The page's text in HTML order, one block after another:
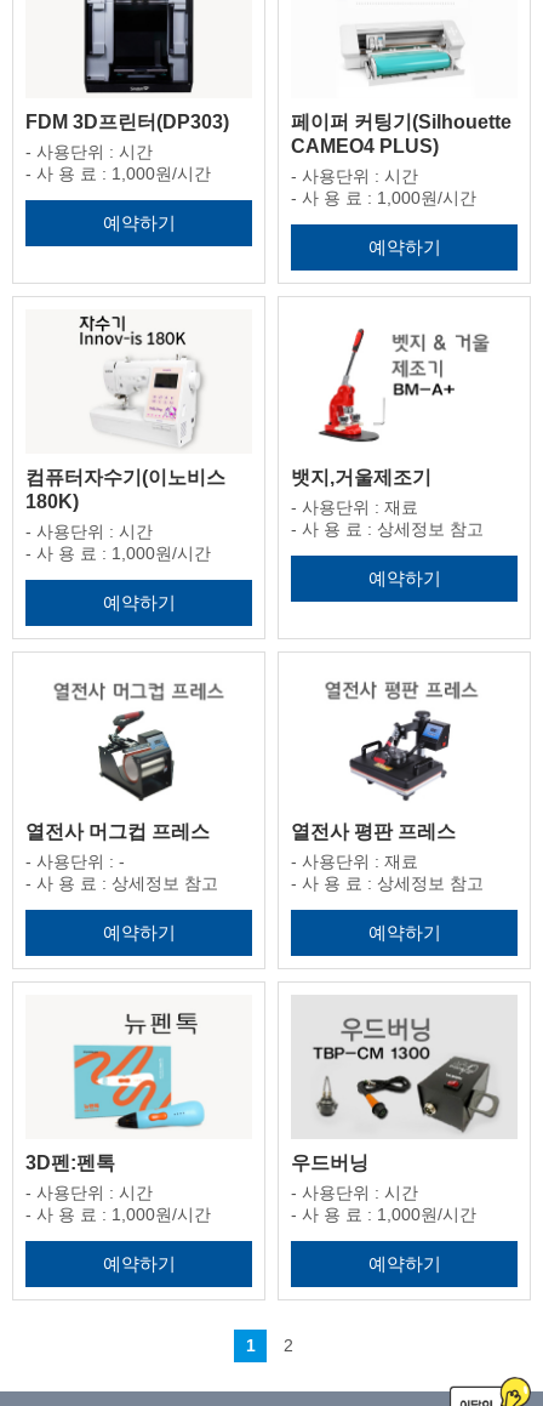
FDM 3D프린터(DP303)
- 사용단위 : 시간
- 사 용 료 : 1,000원/시간
예약하기
페이퍼 커팅기(Silhouette
CAMEO4 PLUS)
- 사용단위 : 시간
- 사 용 료 : 1,000원/시간
예약하기
컴퓨터자수기(이노비스
180K)
- 사용단위 : 시간
- 사 용 료 : 1,000원/시간
예약하기
뱃지,거울제조기
- 사용단위 : 재료
- 사 용 료 : 상세정보 참고
예약하기
열전사 머그컵 프레스
- 사용단위 : -
- 사 용 료 : 상세정보 참고
예약하기
열전사 평판 프레스
- 사용단위 : 재료
- 사 용 료 : 상세정보 참고
예약하기
3D펜:펜톡
- 사용단위 : 시간
- 사 용 료 : 1,000원/시간
예약하기
우드버닝
- 사용단위 : 시간
- 사 용 료 : 1,000원/시간
예약하기
1 2